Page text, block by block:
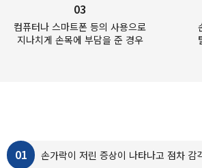
03
컴퓨터나 스마트폰 등의 사용으로
지나치게 손목에 부담을 준 경우
01 손가락이 저린 증상이 나타나고 점차 감